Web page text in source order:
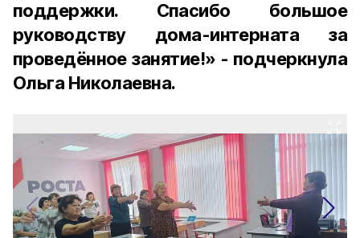
поддержки. Спасибо большое
руководству дома-интерната за
проведённое занятие!» - подчеркнула
Ольга Николаевна.